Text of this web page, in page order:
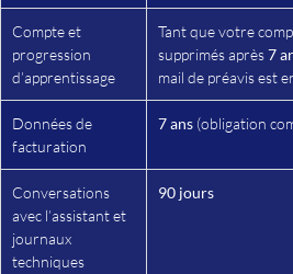
Compte et
progression
d’apprentissage
Tant que votre
supprimés après7
mail de préavis est
Données de
facturation
7 ans (obligation
Conversations
avec l’assistant et
journaux
techniques
90 jours